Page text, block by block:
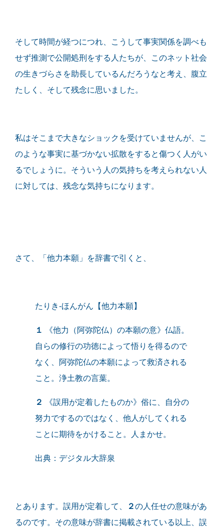
そして時間が経つにつれ、こうして事実関係を調べも
せず推測で公開処刑をする人たちが、このネット社会
の生きづらさを助長しているんだろうなと考え、腹立
たしく、そして残念に思いました。
私はそこまで大きなショックを受けていませんが、こ
のような事実に基づかない拡散をすると傷つく人がい
るでしょうに。そういう人の気持ちを考えられない人
に対しては、残念な気持ちになります。
さて、「他力本願」を辞書で引くと、
たりき-ほんがん【他力本願】
１
《他力（阿弥陀仏）の本願の意》仏語。
自らの修行の功徳によって悟りを得るので
なく、阿弥陀仏の本願によって救済される
こと。浄土教の言葉。
２
《誤用が定着したものか》俗に、自分の
努力でするのではなく、他人がしてくれる
ことに期待をかけること。人まかせ。
出典：デジタル大辞泉
とあります。誤用が定着して、 ２の人任せの意味があ
るのです。その意味が辞書に掲載されている以上、誤